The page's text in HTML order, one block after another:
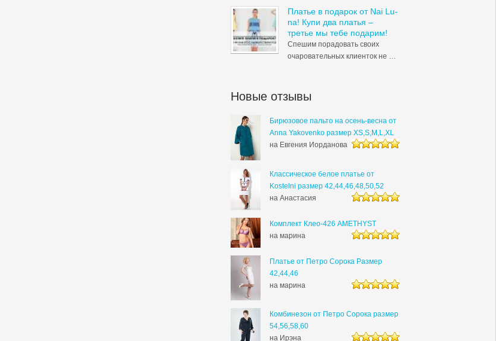
Платье в подарок от Nai Lu-
na! Купи два платья –
третье мы тебе подарим!
Спешим порадовать своих
очаровательных клиенток не …
Новые отзывы
Бирюзовое пальто на осень-весна от
Anna Yakovenko размер XS,S,M,L,XL
на Евгения Иорданова
Классическое белое платье от
Kostelni размер 42,44,46,48,50,52
на Анастасия
Комплект Клео-426 AMETHYST
на марина
Платье от Петро Сорока Размер
42,44,46
на марина
Комбинезон от Петро Сорока размер
54,56,58,60
на Ирэна